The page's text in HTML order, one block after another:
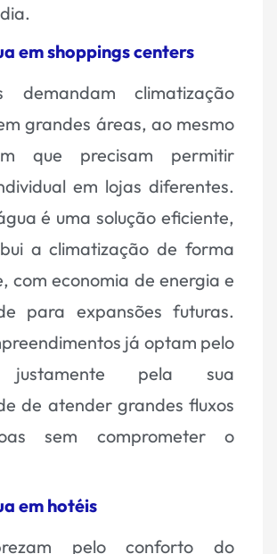
em shoppings centers
demandam climatização
grandes áreas, ao mesmo
que precisam permitir
em lojas diferentes.
é uma solução eficiente,
a climatização de forma
com economia de energia e
para expansões futuras.
já optam pelo
justamente pela sua
de atender grandes fluxos
sem comprometer o
em hotéis
pelo conforto do